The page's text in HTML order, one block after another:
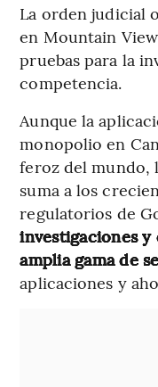
La orden judicial
en Mountain
pruebas para la
competencia.
Aunque la
monopolio en
feroz del mundo,
suma a los
regulatorios de
investigaciones y
amplia gama de
aplicaciones y